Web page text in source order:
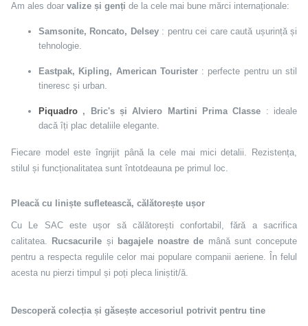
Am ales doar valize și genți de la cele mai bune mărci internaționale:
Samsonite, Roncato, Delsey: pentru cei care caută ușurință și
tehnologie.
Eastpak, Kipling, American Tourister: perfecte pentru un stil
tineresc și urban.
Piquadro , Bric's și Alviero Martini Prima Classe : ideale
dacă îți plac detaliile elegante.
Fiecare model este îngrijit până la cele mai mici detalii. Rezistența,
stilul și funcționalitatea sunt întotdeauna pe primul loc.
Pleacă cu liniște sufletească, călătorește ușor
Cu Le SAC este ușor să călătorești confortabil, fără a sacrifica
calitatea. Rucsacurile și bagajele noastre de mână sunt concepute
pentru a respecta regulile celor mai populare companii aeriene. În felul
acesta nu pierzi timpul și poți pleca liniștit/ă.
Descoperă colecția și găsește accesoriul potrivit pentru tine